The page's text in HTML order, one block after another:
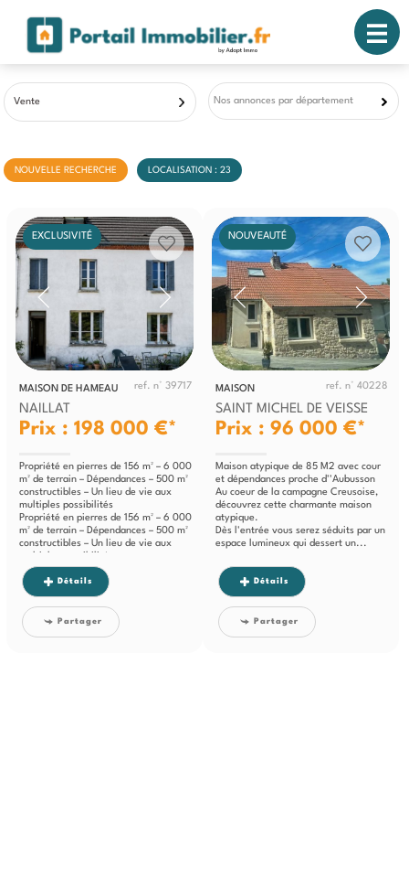
Vente Nos annonces par département
NOUVELLE RECHERCHE LOCALISATION : 23
EXCLUSIVITÉ
MAISON DE HAMEAU ref. n° 39717
NAILLAT
Prix : 198 000 €*
Propriété en pierres de 156 m² – 6 000
m² de terrain – Dépendances – 500 m²
constructibles – Un lieu de vie aux
multiples possibilités
Propriété en pierres de 156 m² – 6 000
m² de terrain – Dépendances – 500 m²
constructibles – Un lieu de vie aux
Au centre...Détails
Partager
NOUVEAUTÉ
MAISON ref. n° 40228
SAINT MICHEL DE VEISSE
Prix : 96 000 €*
Maison atypique de 85 M2 avec cour
et dépendances proche d''Aubusson
Au coeur de la campagne Creusoise,
découvrez cette charmante maison
atypique.
Dès l'entrée vous serez séduits par un
espace lumineux qui dessert un...
Détails
Partager